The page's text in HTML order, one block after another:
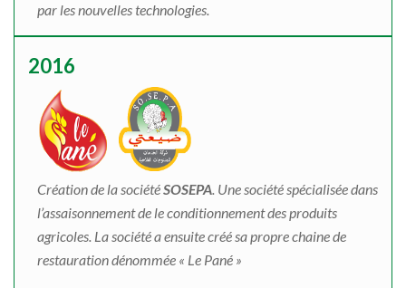
par les nouvelles technologies.
2016
Création de la sociétéSOSEPA. Une société spécialisée dans
l’assaisonnement de le conditionnement des produits
agricoles. La société a ensuite créé sa propre chaine de
restauration dénommée « Le Pané »